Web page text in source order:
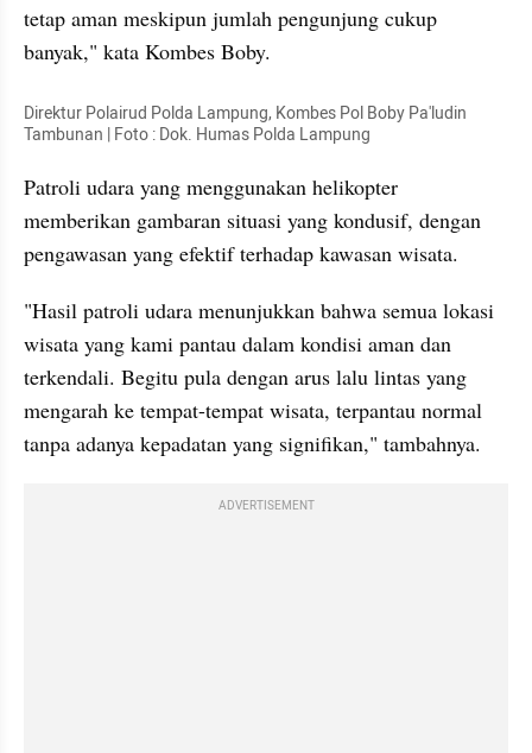
tetap aman meskipun jumlah pengunjung cukup
banyak," kata Kombes Boby.
Direktur Polairud Polda Lampung, Kombes Pol Boby Pa'ludin
Tambunan | Foto : Dok. Humas Polda Lampung
Patroli udara yang menggunakan helikopter
memberikan gambaran situasi yang kondusif, dengan
pengawasan yang efektif terhadap kawasan wisata.
"Hasil patroli udara menunjukkan bahwa semua lokasi
wisata yang kami pantau dalam kondisi aman dan
terkendali. Begitu pula dengan arus lalu lintas yang
mengarah ke tempat-tempat wisata, terpantau normal
tanpa adanya kepadatan yang signifikan," tambahnya.
ADVERTISEMENT